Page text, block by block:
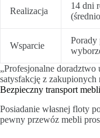
Realizacja
14 dni
Wsparcie
Porady
„Profesjonalne
satysfakcję z zakupionych
Bezpieczny transport
Posiadanie własnej floty
pewny przewóz mebli